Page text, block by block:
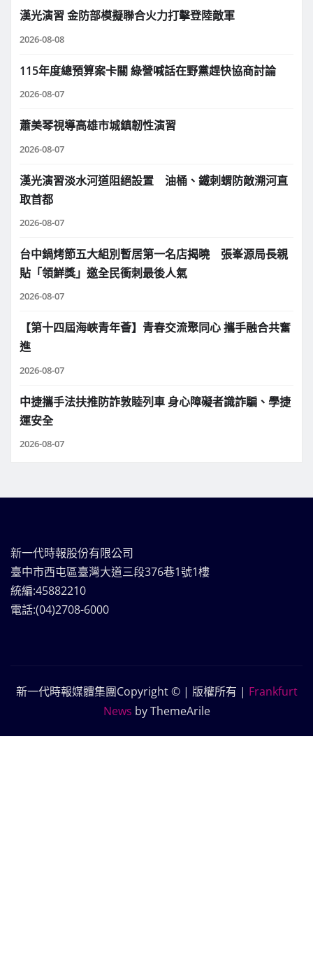
漢光演習 金防部模擬聯合火力打擊登陸敵軍
2026-08-08
115年度總預算案卡關 綠營喊話在野黨趕快協商討論
2026-08-07
蕭美琴視導高雄市城鎮韌性演習
2026-08-07
漢光演習淡水河道阻絕設置 油桶、鐵刺蝟防敵溯河直
取首都
2026-08-07
台中鍋烤節五大組別暫居第一名店揭曉 張峯源局長親
貼「領鮮獎」邀全民衝刺最後人氣
2026-08-07
【第十四屆海峽青年薈】青春交流聚同心 攜手融合共奮
進
2026-08-07
中捷攜手法扶推防詐敦睦列車 身心障礙者識詐騙、學捷
運安全
2026-08-07
新一代時報股份有限公司
臺中市西屯區臺灣大道三段376巷1號1樓
統編:45882210
電話:(04)2708-6000
新一代時報媒體集團Copyright © | 版權所有 | Frankfurt
News by ThemeArile